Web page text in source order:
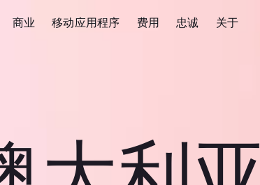
商业 移动应用程序 费用 忠诚 关于